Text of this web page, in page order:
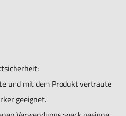
und mit dem Produkt vertraute
geeignet.